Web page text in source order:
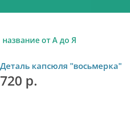
название от А до Я
Деталь капсюля "восьмерка"
720 р.